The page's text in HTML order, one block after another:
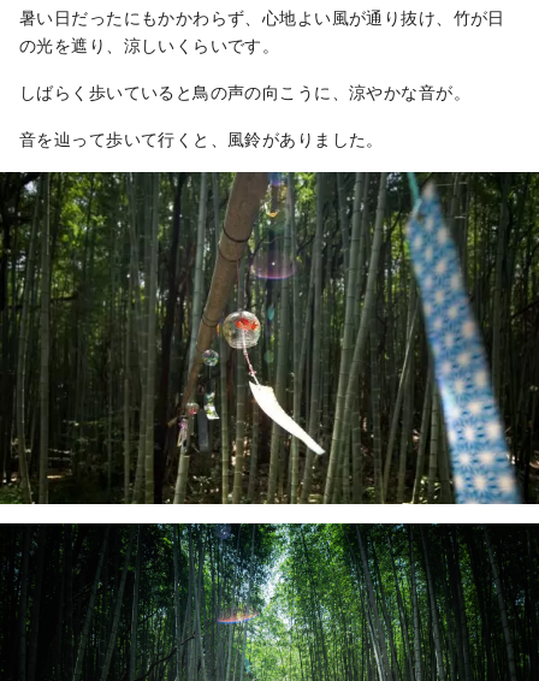
暑い日だったにもかかわらず、心地よい風が通り抜け、竹が日
の光を遮り、涼しいくらいです。
しばらく歩いていると鳥の声の向こうに、涼やかな音が。
音を辿って歩いて行くと、風鈴がありました。